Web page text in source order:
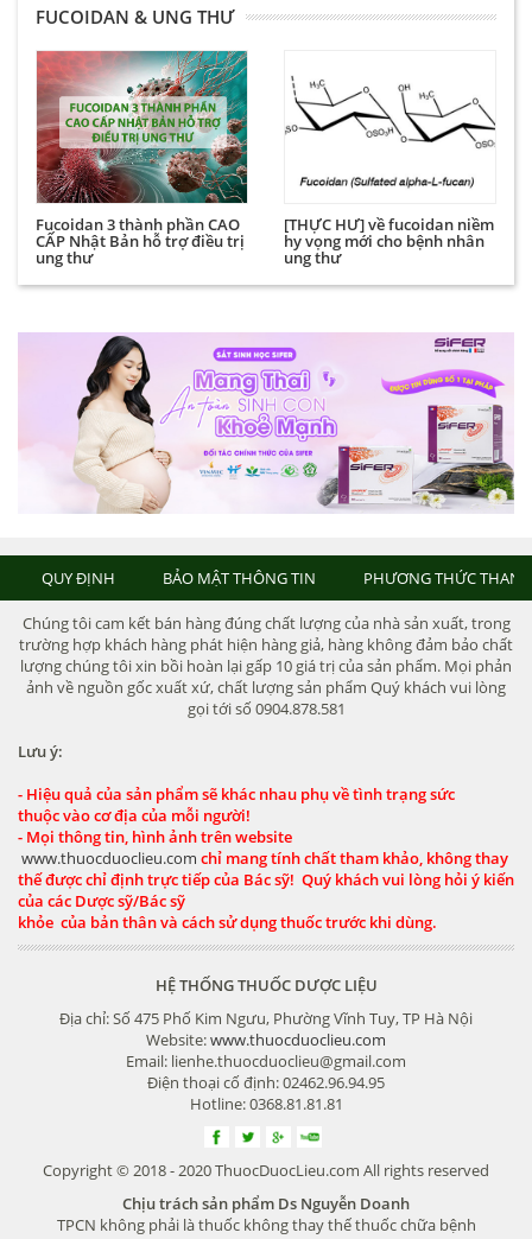
FUCOIDAN & UNG THƯ
Fucoidan 3 thành phần CAO
CẤP Nhật Bản hỗ trợ điều trị
ung thư
[THỰC HƯ] về fucoidan niềm
hy vọng mới cho bệnh nhân
ung thư
QUY ĐỊNH BẢO MẬT THÔNG TIN PHƯƠNG THỨC
Chúng tôi cam kết bán hàng đúng chất lượng của nhà sản xuất, trong
trường hợp khách hàng phát hiện hàng giả, hàng không đảm bảo chất
lượng chúng tôi xin bồi hoàn lại gấp 10 giá trị của sản phẩm. Mọi phản
ảnh về nguồn gốc xuất xứ, chất lượng sản phẩm Quý khách vui lòng
gọi tới số 0904.878.581
Lưu ý:
- Hiệu quả của sản phẩm sẽ khác nhau phụ về tình trạng sức
thuộc vào cơ địa của mỗi người!
- Mọi thông tin, hình ảnh trên website
www.thuocduoclieu.com chỉ mang tính chất tham khảo, không thay
thế được chỉ định trực tiếp của Bác sỹ! Quý khách vui lòng hỏi ý kiến
của các Dược sỹ/Bác sỹ
khỏe của bản thân và cách sử dụng thuốc trước khi dùng.
HỆ THỐNG THUỐC DƯỢC LIỆU
Địa chỉ: Số 475 Phố Kim Ngưu, Phường Vĩnh Tuy, TP Hà Nội
Website:www.thuocduoclieu.com
Email: lienhe.thuocduoclieu@gmail.com
Điện thoại cố định: 02462.96.94.95
Hotline: 0368.81.81.81
Copyright © 2018 - 2020 ThuocDuocLieu.com All rights reserved
Chịu trách sản phẩm Ds Nguyễn Doanh
TPCN không phải là thuốc không thay thế thuốc chữa bệnh